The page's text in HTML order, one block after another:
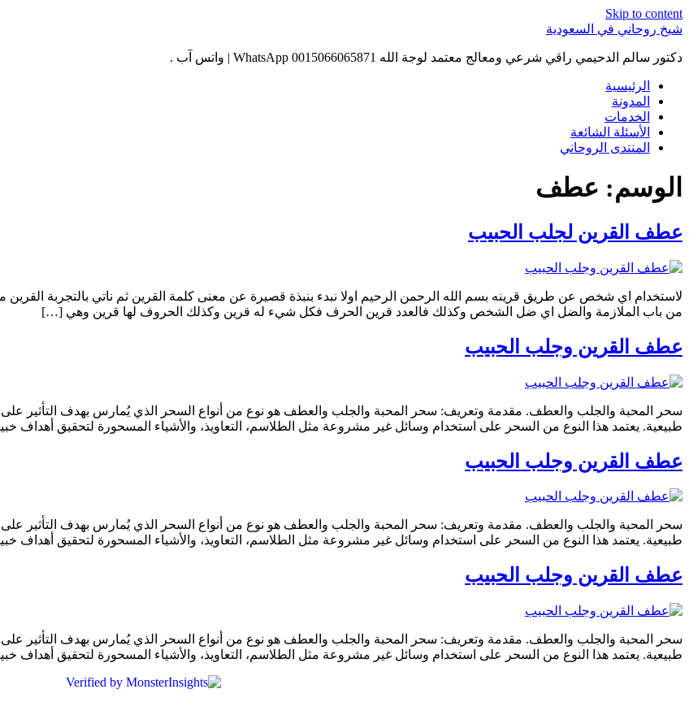
Skip to content
شيخ روحاني في السعودية
دكتور سالم الدحيمي راقي شرعي ومعالج معتمد لوجة الله 0015066065871 WhatsApp | واتس آب .
الرئيسية
المدونة
الخدمات
الأسئلة الشائعة
المنتدى الروحاني
الوسم: عطف
عطف القرين لجلب الحبيب
لاستخدام اي شخص عن طريق قرينه بسم الله الرحمن الرحيم اولا نبدء بنبذة قصيرة عن معنى كلمة القرين ثم ناتي بالتجربة القرين
من باب الملازمة والضل اي ضل الشخص وكذلك فالعدد قرين الحرف فكل شيء له قرين وكذلك الحروف لها قرين وهي […]
عطف القرين وجلب الحبيب
سحر المحبة والجلب والعطف. مقدمة وتعريف: سحر المحبة والجلب والعطف هو نوع من أنواع السحر الذي يُمارس بهدف
طبيعية. يعتمد هذا النوع من السحر على استخدام وسائل غير مشروعة مثل الطلاسم، التعاويذ، والأشياء المسحورة لتحقيق أهداف
عطف القرين وجلب الحبيب
سحر المحبة والجلب والعطف. مقدمة وتعريف: سحر المحبة والجلب والعطف هو نوع من أنواع السحر الذي يُمارس بهدف
طبيعية. يعتمد هذا النوع من السحر على استخدام وسائل غير مشروعة مثل الطلاسم، التعاويذ، والأشياء المسحورة لتحقيق أهداف
عطف القرين وجلب الحبيب
سحر المحبة والجلب والعطف. مقدمة وتعريف: سحر المحبة والجلب والعطف هو نوع من أنواع السحر الذي يُمارس بهدف
طبيعية. يعتمد هذا النوع من السحر على استخدام وسائل غير مشروعة مثل الطلاسم، التعاويذ، والأشياء المسحورة لتحقيق أهداف